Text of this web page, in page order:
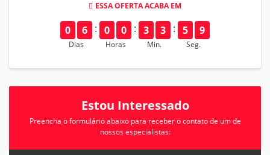
ESSA OFERTA ACABA EM
0 6
Dias
0 0
Horas
3 3
Min.
5 8
Seg.
Estou Interessado
Preencha o formulário abaixo para receber o contato de um de
nossos especialistas: